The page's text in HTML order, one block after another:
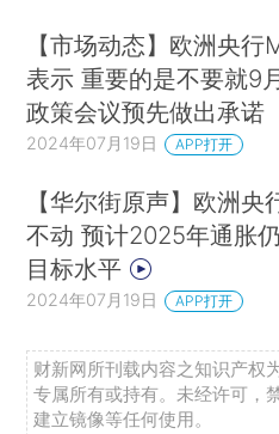
【市场动态】欧洲央行
表示 重要的是不要就9
政策会议预先做出承诺
2024年07月19日 APP打开
【华尔街原声】欧洲央
不动 预计2025年通胀
目标水平
2024年07月19日 APP打开
财新网所刊载内容之知识产权
专属所有或持有。未经许可，
建立镜像等任何使用。